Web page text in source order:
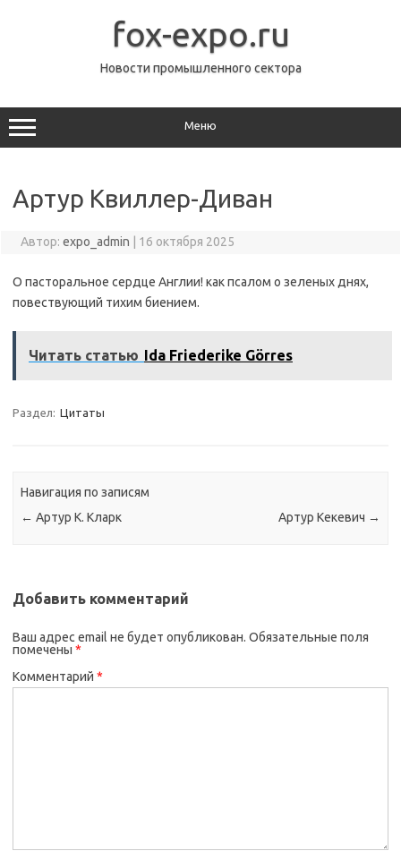
fox-expo.ru
Новости промышленного сектора
Меню
Артур Квиллер-Диван
Автор: expo_admin 16 октября 2025
О пасторальное сердце Англии! как псалом о зеленых днях,
повествующий тихим биением.
Читать статью Ida Friederike Görres
Раздел: Цитаты
Навигация по записям
← Артур К. Кларк Артур Кекевич →
Добавить комментарий
Ваш адрес email не будет опубликован. Обязательные поля
помечены *
Комментарий *